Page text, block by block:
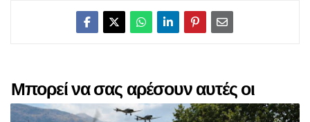
Μπορεί να σας αρέσουν αυτές οι
αναρτήσεις